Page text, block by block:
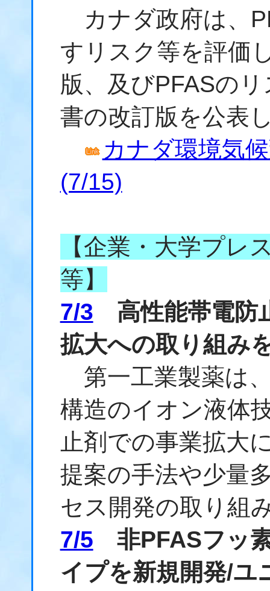
カナダ政府は、
すリスク等を評価
版、及びPFASの
書の改訂版を公表
カナダ環境気
(7/15)
【企業・大学プレ
等】
7/3 高性能帯電防
拡大への取り組み
第一工業製薬は
構造のイオン液体
止剤での事業拡大
提案の手法や少量
セス開発の取り組
7/5 非PFASフッ
イプを新規開発/ユ